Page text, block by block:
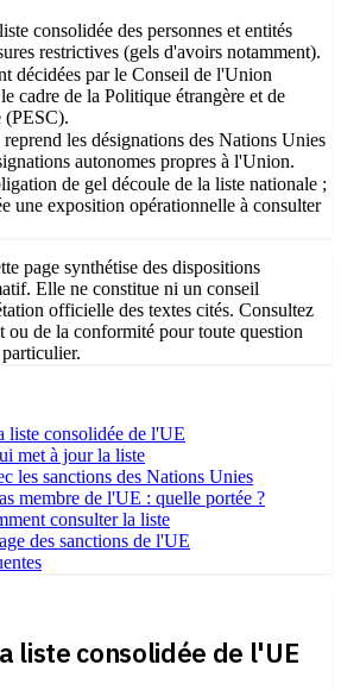
consolidée des personnes et entités
restrictives (gels d'avoirs notamment).
décidées par le Conseil de l'Union
cadre de la Politique étrangère et de
(PESC).
les désignations des Nations Unies
autonomes propres à l'Union.
de gel découle de la liste nationale ;
une exposition opérationnelle à consulter
page synthétise des dispositions
Elle ne constitue ni un conseil
officielle des textes cités. Consultez
ou de la conformité pour toute question
liste consolidée de l'UE
met à jour la liste
les sanctions des Nations Unies
membre de l'UE : quelle portée ?
consulter la liste
des sanctions de l'UE
liste consolidée de l'UE